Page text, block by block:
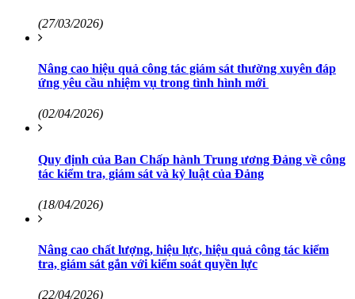
(27/03/2026)
Nâng cao hiệu quả công tác giám sát thường xuyên đáp
ứng yêu cầu nhiệm vụ trong tình hình mới
(02/04/2026)
Quy định của Ban Chấp hành Trung ương Đảng về công
tác kiểm tra, giám sát và kỷ luật của Đảng
(18/04/2026)
Nâng cao chất lượng, hiệu lực, hiệu quả công tác kiểm
tra, giám sát gắn với kiểm soát quyền lực
(22/04/2026)